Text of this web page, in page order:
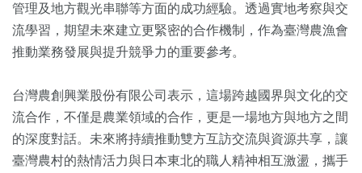
管理及地方觀光串聯等方面的成功經驗。透過實地考察與交
流學習，期望未來建立更緊密的合作機制，作為臺灣農漁會
推動業務發展與提升競爭力的重要參考。
台灣農創興業股份有限公司表示，這場跨越國界與文化的交
流合作，不僅是農業領域的合作，更是一場地方與地方之間
的深度對話。未來將持續推動雙方互訪交流與資源共享，讓
臺灣農村的熱情活力與日本東北的職人精神相互激盪，攜手